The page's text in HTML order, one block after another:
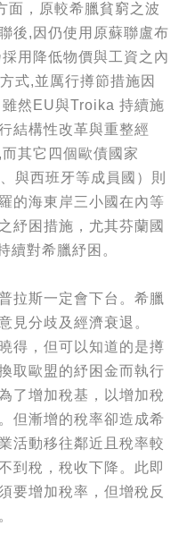
，原較希臘貧窮之波
後,因仍使用原蘇聯盧布
用降低物價與工資之內
式,並厲行撙節措施因
然EU與Troika 持續施
結構性改革與重整經
其它四個歐債國家
與西班牙等成員國）則
的海東岸三小國在內等
紓困措施，尤其芬蘭國
續對希臘紓困。
拉斯一定會下台。希臘
見分歧及經濟衰退。
，但可以知道的是撙
取歐盟的紓困金而執行
了增加稅基，以增加稅
但漸增的稅率卻造成希
活動移往鄰近且稅率較
到稅，稅收下降。此即
要增加稅率，但增稅反